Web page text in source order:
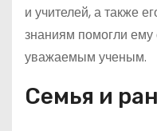
и учителей, а также
знаниям помогли ему
уважаемым ученым.
Семья и